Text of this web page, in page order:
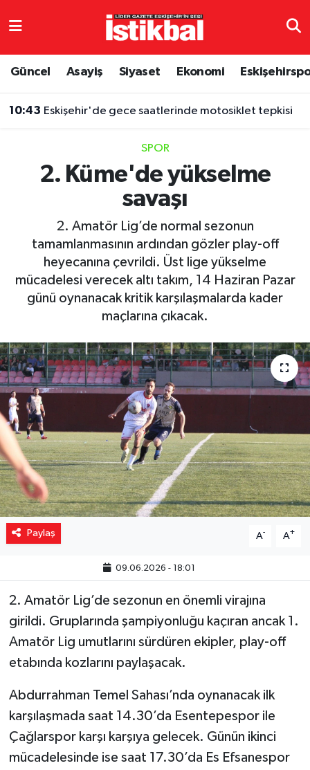
Güncel Asayiş Siyaset Ekonomi
10:43 Eskişehir'de gece saatlerinde motosiklet tepkisi
SPOR
2. Küme'de yükselme
savaşı
2. Amatör Lig’de normal sezonun
tamamlanmasının ardından gözler play-off
heyecanına çevrildi. Üst lige yükselme
mücadelesi verecek altı takım, 14 Haziran Pazar
günü oynanacak kritik karşılaşmalarda kader
maçlarına çıkacak.
Paylaş A- A+
09.06.2026 - 18:01
2. Amatör Lig’de sezonun en önemli virajına
girildi. Gruplarında şampiyonluğu kaçıran ancak 1.
Amatör Lig umutlarını sürdüren ekipler, play-off
etabında kozlarını paylaşacak.
Abdurrahman Temel Sahası’nda oynanacak ilk
karşılaşmada saat 14.30’da Esentepespor ile
Çağlarspor karşı karşıya gelecek. Günün ikinci
mücadelesinde ise saat 17.30’da Es Efsanespor
Eskişehirspor
Eğitim
Ekonomi
Sağlık
Resmi ilanlar
Eskişehir Nöbetçi Eczaneler
TFF 3.Lig 4.Grup Puan Durumu ve Fikstür
Tüm Manşetler
Son Dakika Haberleri
Haber Arşivi